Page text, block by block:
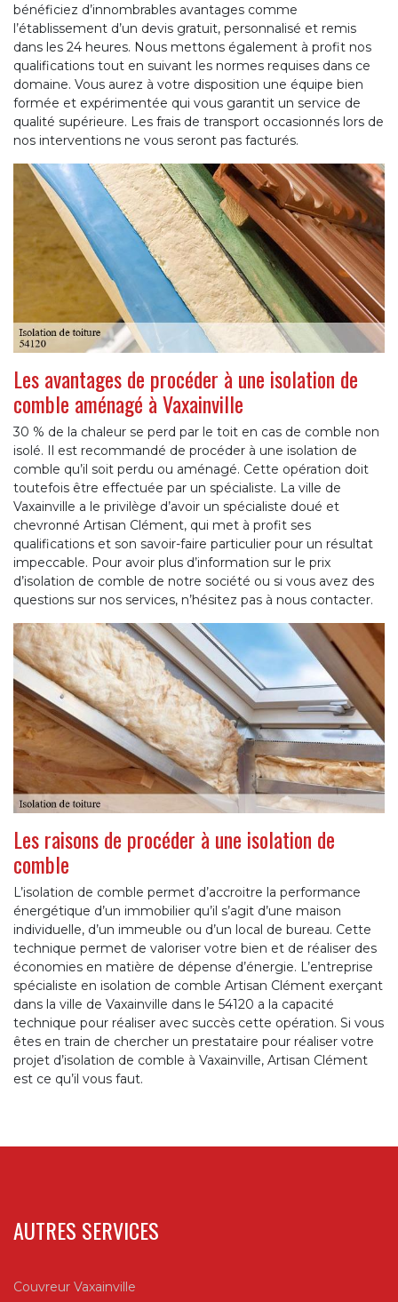
bénéficiez d’innombrables avantages comme
l’établissement d’un devis gratuit, personnalisé et remis
dans les 24 heures. Nous mettons également à profit nos
qualifications tout en suivant les normes requises dans ce
domaine. Vous aurez à votre disposition une équipe bien
formée et expérimentée qui vous garantit un service de
qualité supérieure. Les frais de transport occasionnés lors de
nos interventions ne vous seront pas facturés.
Les avantages de procéder à une isolation de
comble aménagé à Vaxainville
30 % de la chaleur se perd par le toit en cas de comble non
isolé. Il est recommandé de procéder à une isolation de
comble qu’il soit perdu ou aménagé. Cette opération doit
toutefois être effectuée par un spécialiste. La ville de
Vaxainville a le privilège d’avoir un spécialiste doué et
chevronné Artisan Clément, qui met à profit ses
qualifications et son savoir-faire particulier pour un résultat
impeccable. Pour avoir plus d’information sur le prix
d’isolation de comble de notre société ou si vous avez des
questions sur nos services, n’hésitez pas à nous contacter.
Les raisons de procéder à une isolation de
comble
L’isolation de comble permet d’accroitre la performance
énergétique d’un immobilier qu’il s’agit d’une maison
individuelle, d’un immeuble ou d’un local de bureau. Cette
technique permet de valoriser votre bien et de réaliser des
économies en matière de dépense d’énergie. L’entreprise
spécialiste en isolation de comble Artisan Clément exerçant
dans la ville de Vaxainville dans le 54120 a la capacité
technique pour réaliser avec succès cette opération. Si vous
êtes en train de chercher un prestataire pour réaliser votre
projet d’isolation de comble à Vaxainville, Artisan Clément
est ce qu’il vous faut.
AUTRES SERVICES
Couvreur Vaxainville